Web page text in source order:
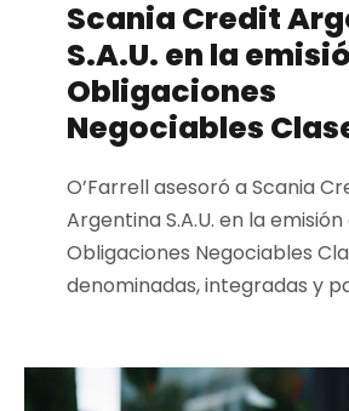
Scania Credit
S.A.U. en la
Obligaciones
Negociables
O’Farrell asesoró a Scania
Argentina S.A.U. en la emisión
Obligaciones Negociables
denominadas, integradas y